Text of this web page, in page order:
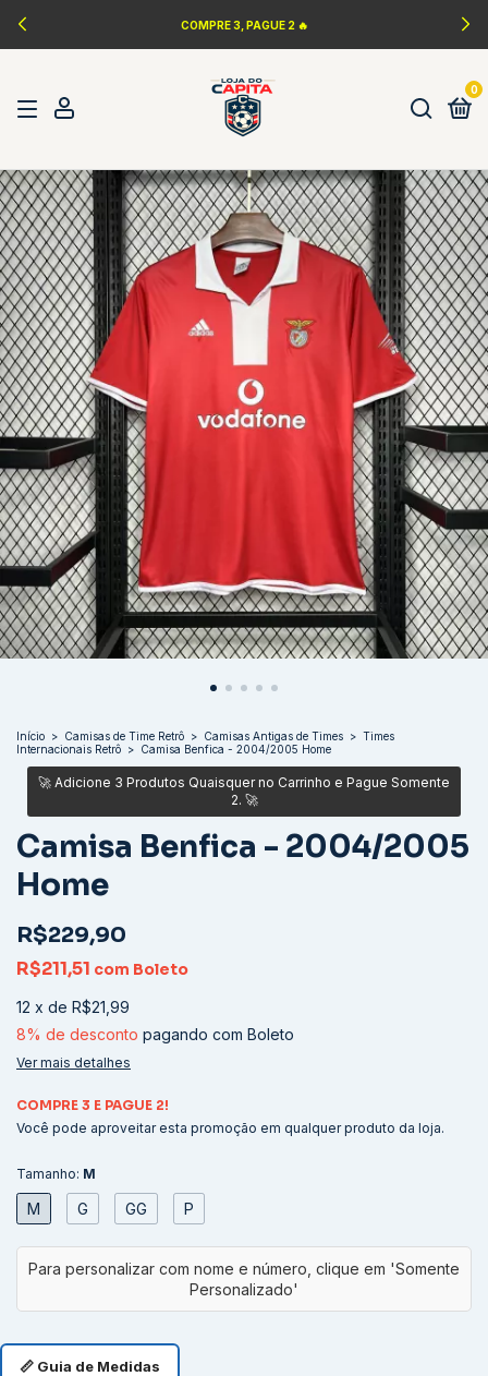
COMPRE 3, PAGUE 2 🔥
0
Início > Camisas de Time Retrô > Camisas Antigas de Times > Times
Internacionais Retrô > Camisa Benfica - 2004/2005 Home
Camisa Benfica - 2004/2005
Home
R$229,90
R$211,51 com Boleto
12 x de R$21,99
8% de desconto pagando com Boleto
Ver mais detalhes
COMPRE 3 E PAGUE 2!
Você pode aproveitar esta promoção em qualquer produto da loja.
Tamanho: M
M G GG P
📏 Guia de Medidas